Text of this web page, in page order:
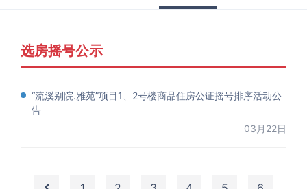
选房摇号公示
“流溪别院.雅苑”项目1、2号楼商品住房公证摇号排序活动公
告
03月22日